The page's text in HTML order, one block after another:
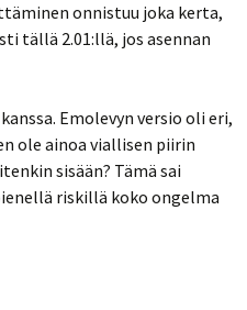
onnistuu joka kerta,
tällä 2.01:llä, jos asennan
Emolevyn versio oli eri,
ole ainoa viallisen piirin
sisään? Tämä sai
riskillä koko ongelma